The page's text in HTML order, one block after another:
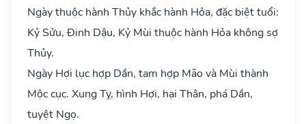
Ngày thuộc hành Thủy khắc hành Hỏa, đặc biệt tuổi:
Kỷ Sửu, Đinh Dậu, Kỷ Mùi thuộc hành Hỏa không sợ
Thủy.
Ngày Hợi lục hợp Dần, tam hợp Mão và Mùi thành
Mộc cục. Xung Tỵ, hình Hợi, hại Thân, phá Dần,
tuyệt Ngọ.